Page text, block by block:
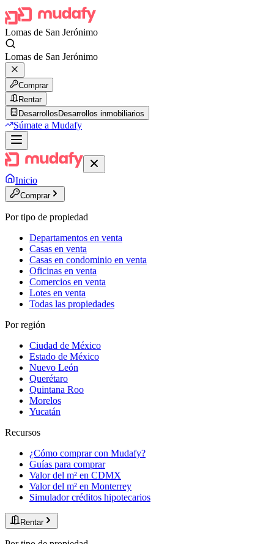
Lomas de San Jerónimo
Lomas de San Jerónimo
Comprar
Rentar
Desarrollos Desarrollos inmobiliarios
Súmate a Mudafy
Inicio
Comprar
Por tipo de propiedad
Departamentos en venta
Casas en venta
Casas en condominio en venta
Oficinas en venta
Comercios en venta
Lotes en venta
Todas las propiedades
Por región
Ciudad de México
Estado de México
Nuevo León
Querétaro
Quintana Roo
Morelos
Yucatán
Recursos
¿Cómo comprar con Mudafy?
Guías para comprar
Valor del m² en CDMX
Valor del m² en Monterrey
Simulador créditos hipotecarios
Rentar